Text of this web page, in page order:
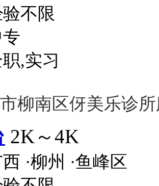
不限
,实习
柳南区伢美乐诊
2K～4K
西 ·柳州 ·鱼峰区